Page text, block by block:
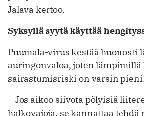
Jalava kertoo.
Syksyllä syytä käyttää
Puumala-virus kestää huonosti
auringonvaloa, joten lämpimillä
sairastumisriski on varsin pieni.
– Jos aikoo siivota pölyisiä
halkovajoja, se kannattaa tehdä